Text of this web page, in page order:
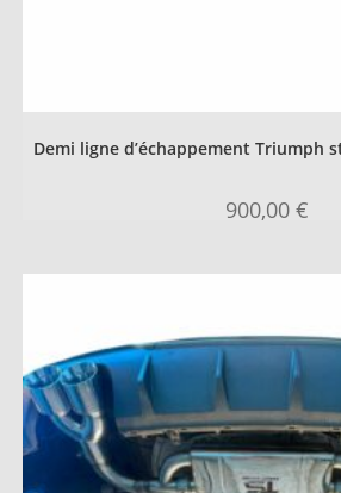
Demi ligne d’échappement Triumph
900,00 €